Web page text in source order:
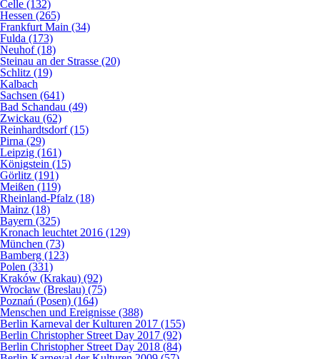
Celle (132)
Hessen (265)
Frankfurt Main (34)
Fulda (173)
Neuhof (18)
Steinau an der Strasse (20)
Schlitz (19)
Kalbach
Sachsen (641)
Bad Schandau (49)
Zwickau (62)
Reinhardtsdorf (15)
Pirna (29)
Leipzig (161)
Königstein (15)
Görlitz (191)
Meißen (119)
Rheinland-Pfalz (18)
Mainz (18)
Bayern (325)
Kronach leuchtet 2016 (129)
München (73)
Bamberg (123)
Polen (331)
Kraków (Krakau) (92)
Wrocław (Breslau) (75)
Poznań (Posen) (164)
Menschen und Ereignisse (388)
Berlin Karneval der Kulturen 2017 (155)
Berlin Christopher Street Day 2017 (92)
Berlin Christopher Street Day 2018 (84)